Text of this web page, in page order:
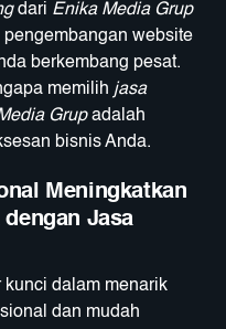
dari Enika Media Grup
website
berkembang pesat.
memilihjasa
Grupadalah
bisnis Anda.
Meningkatkan
Jasa
dalam menarik
dan mudah